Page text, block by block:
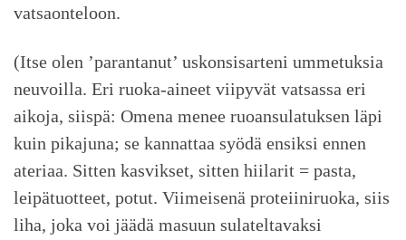
vatsaonteloon.
(Itse olen ’parantanut’ uskonsisarteni ummetuksia
neuvoilla. Eri ruoka-aineet viipyvät vatsassa eri
aikoja, siispä: Omena menee ruoansulatuksen läpi
kuin pikajuna; se kannattaa syödä ensiksi ennen
ateriaa. Sitten kasvikset, sitten hiilarit = pasta,
leipätuotteet, potut. Viimeisenä proteiiniruoka, siis
liha, joka voi jäädä masuun sulateltavaksi